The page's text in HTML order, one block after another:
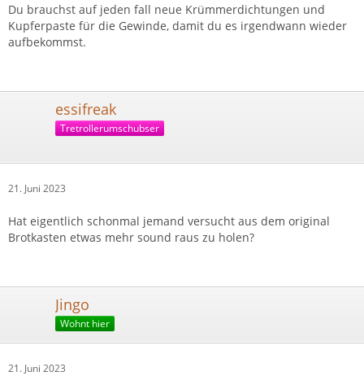
Du brauchst auf jeden fall neue Krümmerdichtungen und
Kupferpaste für die Gewinde, damit du es irgendwann wieder
aufbekommst.
essifreak
Tretrollerumschubser
21. Juni 2023
Hat eigentlich schonmal jemand versucht aus dem original
Brotkasten etwas mehr sound raus zu holen?
Jingo
Wohnt hier
21. Juni 2023